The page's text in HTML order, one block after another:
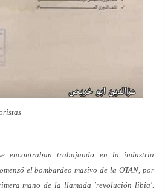
encontraban trabajando en la industria
el bombardeo masivo de la OTAN, por
mano de la llamada 'revolución libia'.